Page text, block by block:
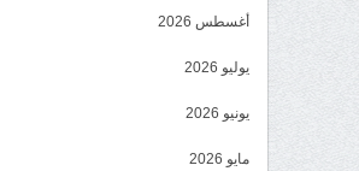
أغسطس 2026
يوليو 2026
يونيو 2026
مايو 2026